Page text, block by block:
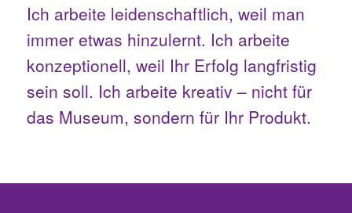
Ich arbeite leidenschaftlich, weil man
immer etwas hinzulernt. Ich arbeite
konzeptionell, weil Ihr Erfolg langfristig
sein soll. Ich arbeite kreativ – nicht für
das Museum, sondern für Ihr Produkt.